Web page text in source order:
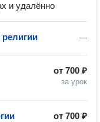
и удалённо
—
религии
от 700 ₽
за урок
от 700 ₽